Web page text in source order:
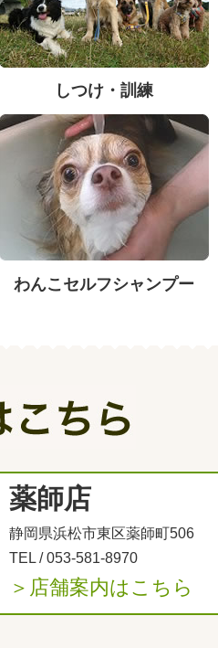
しつけ・訓練
わんこセルフシャンプー
薬師店
静岡県浜松市東区薬師町506
TEL /053-581-8970
＞店舗案内はこちら